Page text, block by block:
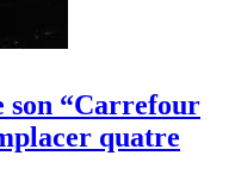
son “Carrefour
quatre